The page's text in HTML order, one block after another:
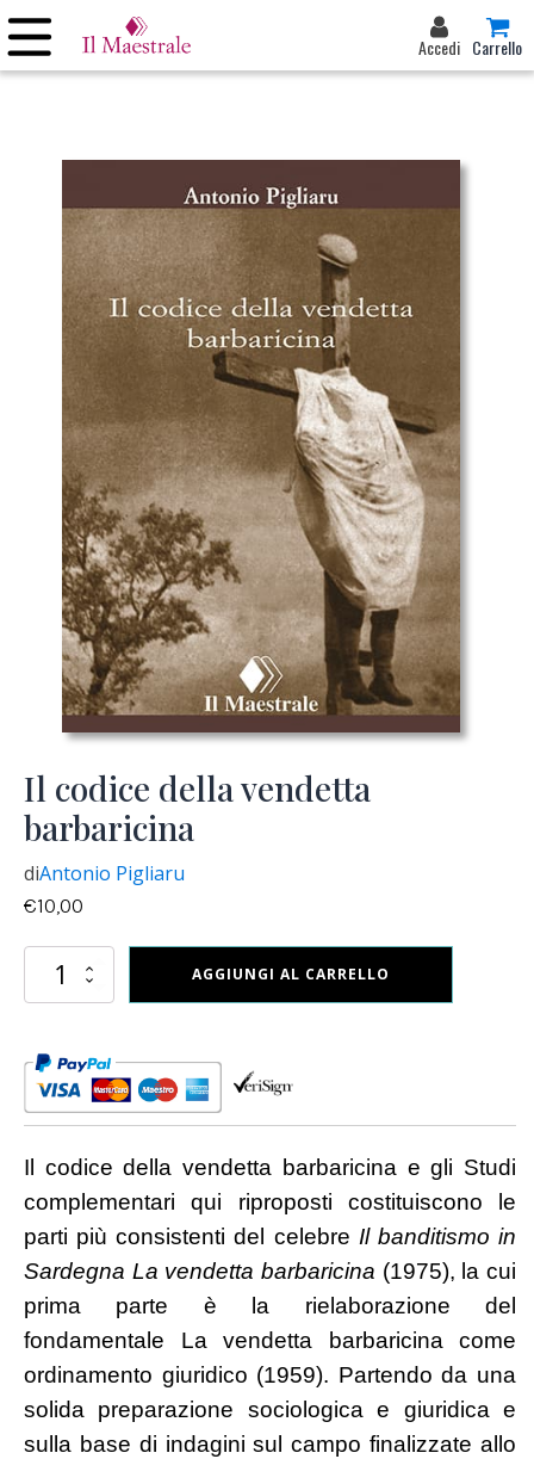
Accedi Carrello
Il codice della vendetta
barbaricina
diAntonio Pigliaru
€10,00
codice
barbaricina
quantità
AGGIUNGI AL CARRELLO
Il codice della vendetta barbaricina e gli Studi
complementari qui riproposti costituiscono le
parti più consistenti del celebre Il banditismo in
Sardegna La vendetta barbaricina (1975), la cui
prima parte è la rielaborazione del
fondamentale La vendetta barbaricina come
ordinamento giuridico (1959). Partendo da una
solida preparazione sociologica e giuridica e
sulla base di indagini sul campo finalizzate allo